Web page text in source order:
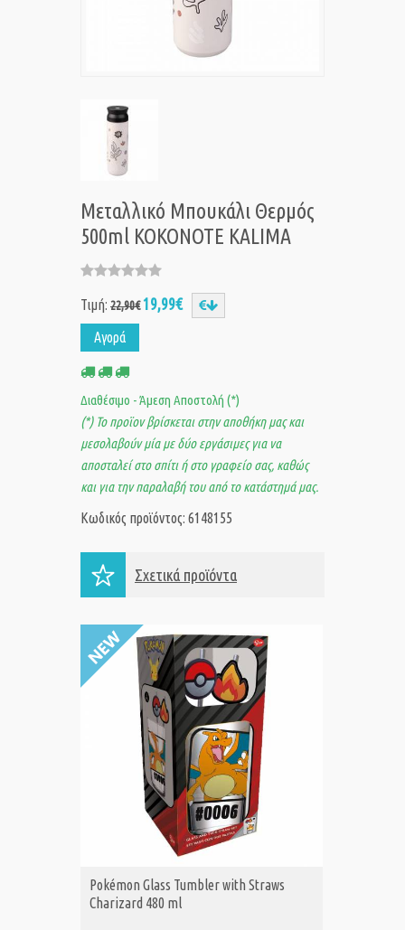
Μεταλλικό Μπουκάλι Θερμός
500ml KOKONOTE KALIMA
Τιμή: 22,90€19,99€
Αγορά
Διαθέσιμο - Άμεση Αποστολή (*)
(*) Το προϊον βρίσκεται στην αποθήκη μας και
μεσολαβούν μία με δύο εργάσιμες για να
αποσταλεί στο σπίτι ή στο γραφείο σας, καθώς
και για την παραλαβή του από το κατάστημά μας.
Κωδικός προϊόντος: 6148155
Σχετικά προϊόντα
ΑΓΟΡΑ
Pokémon Glass Tumbler with Straws
Charizard 480 ml